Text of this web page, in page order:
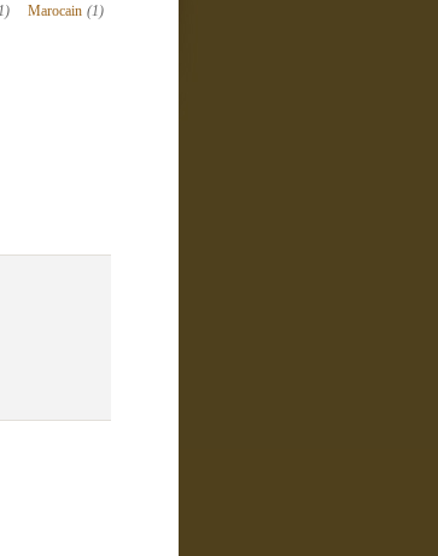
Marocain (1)